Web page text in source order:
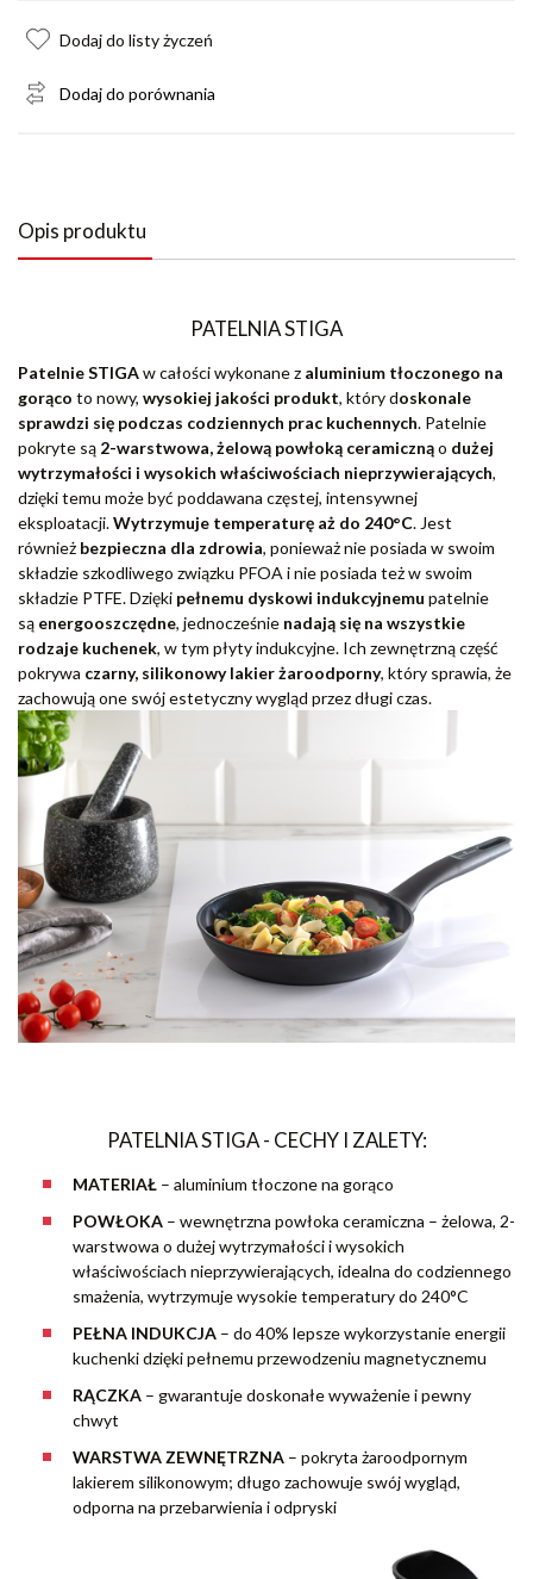
Dodaj do listy życzeń
Dodaj do porównania
Opis produktu
PATELNIA STIGA
Patelnie STIGAw całości wykonane z aluminium tłoczonego na
gorąco to nowy, wysokiej jakości produkt, który doskonale
sprawdzi się podczas codziennych prac kuchennych. Patelnie
pokryte są 2-warstwowa, żelową powłoką ceramicznąo dużej
wytrzymałości i wysokich właściwościach nieprzywierających,
dzięki temu może być poddawana częstej, intensywnej
eksploatacji.Wytrzymuje temperaturę aż do 240°C. Jest
również bezpieczna dla zdrowia, ponieważ nie posiada w swoim
składzie szkodliwego związku PFOA i nie posiada też w swoim
składzie PTFE. Dzięki pełnemu dyskowi indukcyjnemu patelnie
są energooszczędne, jednocześnie nadają się na wszystkie
rodzaje kuchenek, w tym płyty indukcyjne. Ich zewnętrzną część
pokrywa czarny, silikonowy lakier żaroodporny, który sprawia, że
zachowują one swój estetyczny wygląd przez długi czas.
PATELNIA STIGA - CECHY I ZALETY:
MATERIAŁ – aluminium tłoczone na gorąco
POWŁOKA – wewnętrzna powłoka ceramiczna – żelowa, 2-
warstwowa o dużej wytrzymałości i wysokich
właściwościach nieprzywierających, idealna do codziennego
smażenia, wytrzymuje wysokie temperatury do 240°C
PEŁNA INDUKCJA – do 40% lepsze wykorzystanie energii
kuchenki dzięki pełnemu przewodzeniu magnetycznemu
RĄCZKA – gwarantuje doskonałe wyważenie i pewny
chwyt
WARSTWA ZEWNĘTRZNA – pokryta żaroodpornym
lakierem silikonowym; długo zachowuje swój wygląd,
odporna na przebarwienia i odpryski